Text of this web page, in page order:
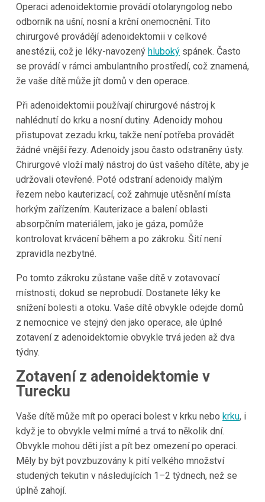
Operaci adenoidektomie provádí otolaryngolog nebo
odborník na ušní, nosní a krční onemocnění. Tito
chirurgové provádějí adenoidektomii v celkové
anestézii, což je léky-navozený hlubokýspánek. Často
se provádí v rámci ambulantního prostředí, což znamená,
že vaše dítě může jít domů v den operace.
Při adenoidektomii používají chirurgové nástroj k
nahlédnutí do krku a nosní dutiny. Adenoidy mohou
přistupovat zezadu krku, takže není potřeba provádět
žádné vnější řezy. Adenoidy jsou často odstraněny ústy.
Chirurgové vloží malý nástroj do úst vašeho dítěte, aby je
udržovali otevřené. Poté odstraní adenoidy malým
řezem nebo kauterizací, což zahrnuje utěsnění místa
horkým zařízením. Kauterizace a balení oblasti
absorpčním materiálem, jako je gáza, pomůže
kontrolovat krvácení během a po zákroku. Šití není
zpravidla nezbytné.
Po tomto zákroku zůstane vaše dítě v zotavovací
místnosti, dokud se neprobudí. Dostanete léky ke
snížení bolesti a otoku. Vaše dítě obvykle odejde domů
z nemocnice ve stejný den jako operace, ale úplné
zotavení z adenoidektomie obvykle trvá jeden až dva
týdny.
Zotavení z adenoidektomie v
Turecku
Vaše dítě může mít po operaci bolest v krku nebo krku, i
když je to obvykle velmi mírné a trvá to několik dní.
Obvykle mohou děti jíst a pít bez omezení po operaci.
Měly by být povzbuzovány k pití velkého množství
studených tekutin v následujících 1–2 týdnech, než se
úplně zahojí.